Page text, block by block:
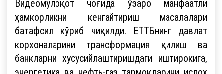
Видеомулоқот чоғида ўзаро манфаатли
ҳамкорликни кенгайтириш масалалари
батафсил кўриб чиқилди. ЕТТБнинг давлат
корхоналарини трансформация қилиш ва
банкларни хусусийлаштиришдаги иштирокига,